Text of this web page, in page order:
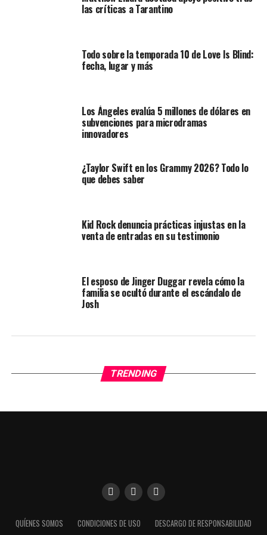
las críticas a Tarantino
Todo sobre la temporada 10 de Love Is Blind:
fecha, lugar y más
Los Ángeles evalúa 5 millones de dólares en
subvenciones para microdramas
innovadores
¿Taylor Swift en los Grammy 2026? Todo lo
que debes saber
Kid Rock denuncia prácticas injustas en la
venta de entradas en su testimonio
El esposo de Jinger Duggar revela cómo la
familia se ocultó durante el escándalo de
Josh
TRENDING
QUÍENES SOMOS CONDICIONES DE USO
DESCARGO DE RESPONSABILIDAD
Utilizamos cookies para darte una mejor experiencia en